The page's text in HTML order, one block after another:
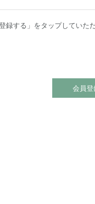
録する」をタップしていた
会員登